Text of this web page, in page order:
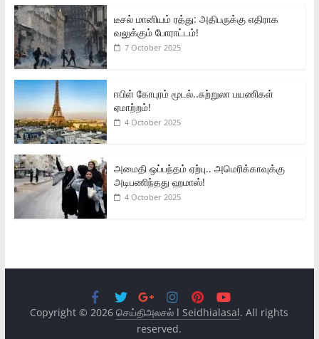
டீசல் மானியம் ரத்து: அதிபருக்கு எதிராக
வலுக்கும் போராட்டம்!
7 October 2025
ஈபிள் கோபுரம் மூடல்..சுற்றுலா பயணிகள்
ஏமாற்றம்!
4 October 2025
அமைதி ஒப்பந்தம் ஏற்பு.. அமெரிக்காவுக்கு
அடிபணிந்தது ஹமாஸ்!
4 October 2025
Copyright © 2026செய்திஅலசல் l Seidhialasal. All rights
reserved.